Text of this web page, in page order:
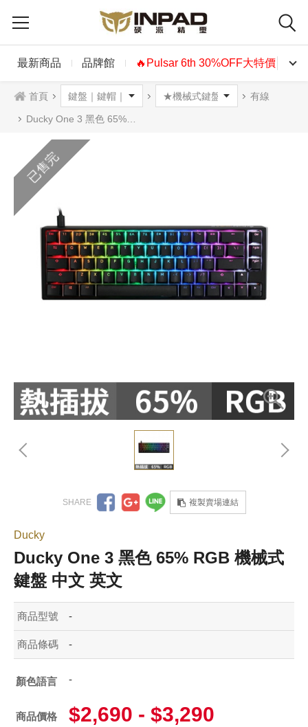
最新商品 品牌館 🔥Pulsar 6th 30%OFF大特價🔥
首頁 有線
Ducky One 3 黑色 65% RGB 機械式鍵盤 中文 英文
已售完
複製賣場連結
Ducky
Ducky One 3 黑色 65% RGB 機械式
鍵盤 中文 英文
商品型號 -
商品條碼 -
顏色語言 -
商品價格 $2,690 - $3,290